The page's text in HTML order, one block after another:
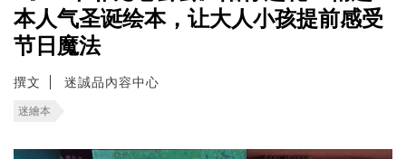
本人气圣诞绘本，让大人小孩提前感受
节日魔法
撰文 迷誠品內容中心
迷繪本